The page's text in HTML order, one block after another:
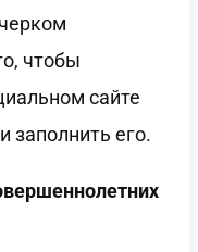
чтобы
сайте
его.